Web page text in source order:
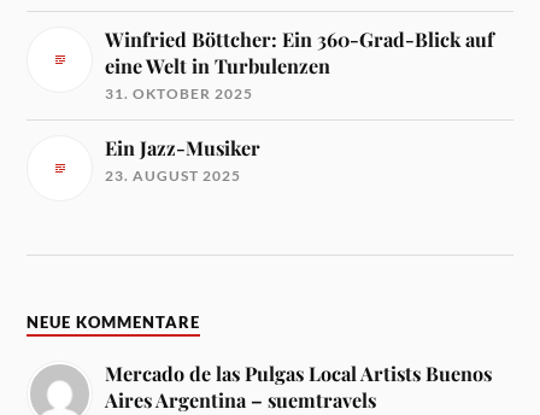
Winfried Böttcher: Ein 360-Grad-Blick auf
eine Welt in Turbulenzen
31. OKTOBER 2025
Ein Jazz-Musiker
23. AUGUST 2025
NEUE KOMMENTARE
Mercado de las Pulgas Local Artists Buenos
Aires Argentina – suemtravels